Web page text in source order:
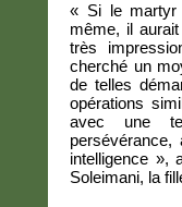
« Si le martyr
même, il
très
cherché un
de telles
opérations
avec une
intelligence »,
Soleimani, la